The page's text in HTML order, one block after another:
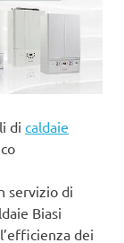
di caldaie
servizio di
Biasi
dei